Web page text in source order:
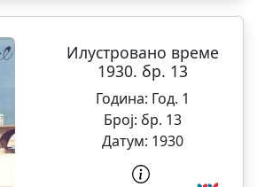
Илустровано време
1930. бр. 13
Година: Год. 1
Број: бр. 13
Датум: 1930